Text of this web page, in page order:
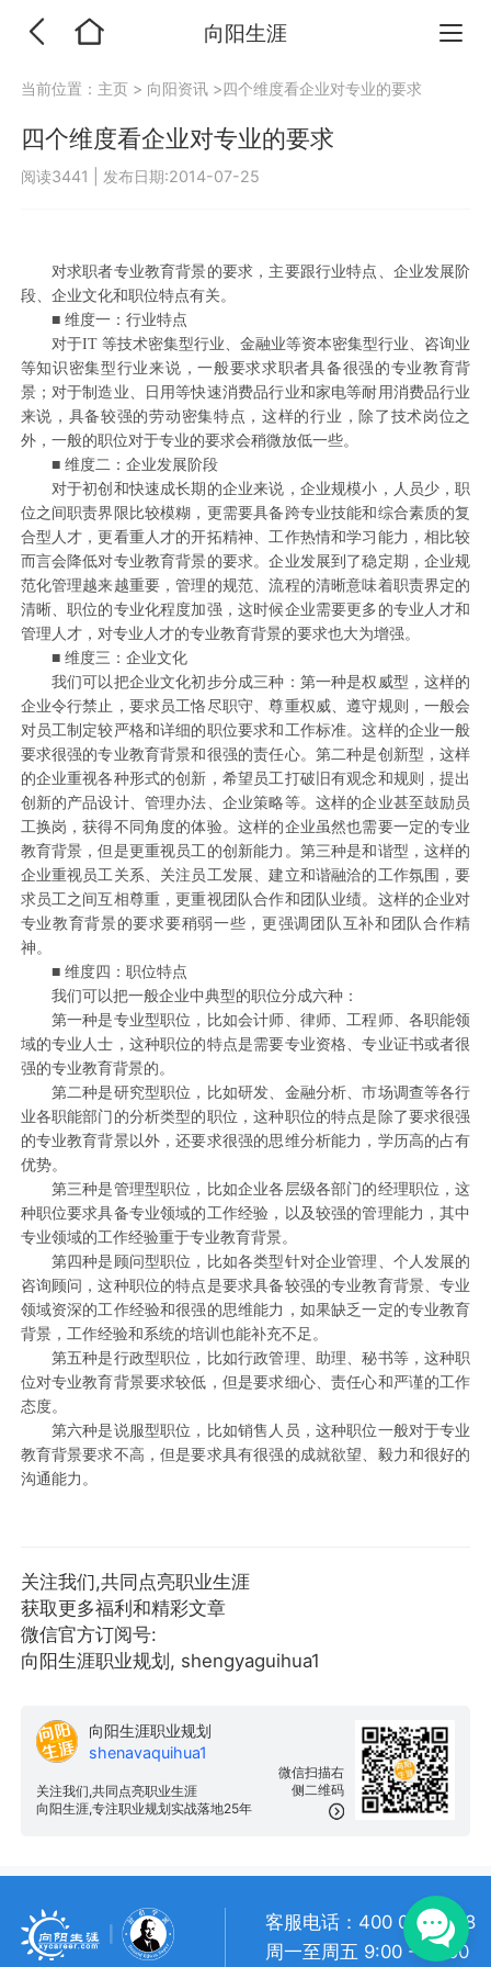
向阳生涯
当前位置： 主页 > 向阳资讯 >四个维度看企业对专业的要求
四个维度看企业对专业的要求
阅读3441 发布日期:2014-07-25
对求职者专业教育背景的要求，主要跟行业特点、企业发展阶
段、企业文化和职位特点有关。
■ 维度一：行业特点
对于IT 等技术密集型行业、金融业等资本密集型行业、咨询业
等知识密集型行业来说，一般要求求职者具备很强的专业教育背
景；对于制造业、日用等快速消费品行业和家电等耐用消费品行业
来说，具备较强的劳动密集特点，这样的行业，除了技术岗位之
外，一般的职位对于专业的要求会稍微放低一些。
■ 维度二：企业发展阶段
对于初创和快速成长期的企业来说，企业规模小，人员少，职
位之间职责界限比较模糊，更需要具备跨专业技能和综合素质的复
合型人才，更看重人才的开拓精神、工作热情和学习能力，相比较
而言会降低对专业教育背景的要求。企业发展到了稳定期，企业规
范化管理越来越重要，管理的规范、流程的清晰意味着职责界定的
清晰、职位的专业化程度加强，这时候企业需要更多的专业人才和
管理人才，对专业人才的专业教育背景的要求也大为增强。
■ 维度三：企业文化
我们可以把企业文化初步分成三种：第一种是权威型，这样的
企业令行禁止，要求员工恪尽职守、尊重权威、遵守规则，一般会
对员工制定较严格和详细的职位要求和工作标准。这样的企业一般
要求很强的专业教育背景和很强的责任心。第二种是创新型，这样
的企业重视各种形式的创新，希望员工打破旧有观念和规则，提出
创新的产品设计、管理办法、企业策略等。这样的企业甚至鼓励员
工换岗，获得不同角度的体验。这样的企业虽然也需要一定的专业
教育背景，但是更重视员工的创新能力。第三种是和谐型，这样的
企业重视员工关系、关注员工发展、建立和谐融洽的工作氛围，要
求员工之间互相尊重，更重视团队合作和团队业绩。这样的企业对
专业教育背景的要求要稍弱一些，更强调团队互补和团队合作精
神。
■ 维度四：职位特点
我们可以把一般企业中典型的职位分成六种：
第一种是专业型职位，比如会计师、律师、工程师、各职能领
域的专业人士，这种职位的特点是需要专业资格、专业证书或者很
强的专业教育背景的。
第二种是研究型职位，比如研发、金融分析、市场调查等各行
业各职能部门的分析类型的职位，这种职位的特点是除了要求很强
的专业教育背景以外，还要求很强的思维分析能力，学历高的占有
优势。
第三种是管理型职位，比如企业各层级各部门的经理职位，这
种职位要求具备专业领域的工作经验，以及较强的管理能力，其中
专业领域的工作经验重于专业教育背景。
第四种是顾问型职位，比如各类型针对企业管理、个人发展的
咨询顾问，这种职位的特点是要求具备较强的专业教育背景、专业
领域资深的工作经验和很强的思维能力，如果缺乏一定的专业教育
背景，工作经验和系统的培训也能补充不足。
第五种是行政型职位，比如行政管理、助理、秘书等，这种职
位对专业教育背景要求较低，但是要求细心、责任心和严谨的工作
态度。
第六种是说服型职位，比如销售人员，这种职位一般对于专业
教育背景要求不高，但是要求具有很强的成就欲望、毅力和很好的
沟通能力。
关注我们,共同点亮职业生涯
获取更多福利和精彩文章
微信官方订阅号:
向阳生涯职业规划, shengyaguihua1
微信扫描右
侧二维码
向阳生涯职业规划
shenavaquihua1
关注我们,共同点亮职业生涯
向阳生涯,专注职业规划实战落地25年
客服电话：400 057 1108
周一至周五 9:00 - 18:00